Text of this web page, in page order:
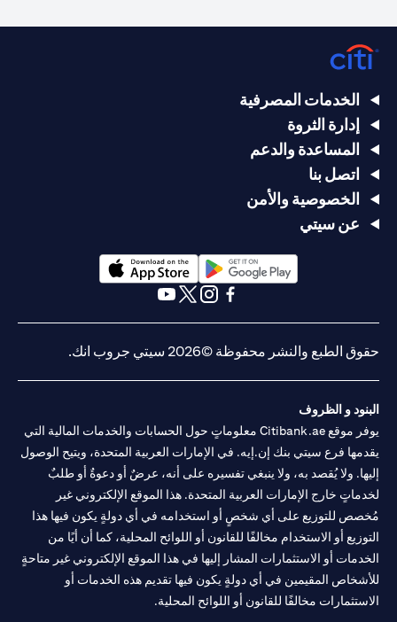
الخدمات المصرفية
إدارة الثروة
المساعدة والدعم
اتصل بنا
الخصوصية والأمن
عن سيتي
(opens in a new tab)
حقوق الطبع والنشر محفوظة ©2026 سيتي جروب انك.
البنود و الظروف
يوفر موقع Citibank.ae معلوماتٍ حول الحسابات والخدمات المالية التي
يقدمها فرع سيتي بنك إن.إيه. في الإمارات العربية المتحدة، ويتيح الوصول
إليها. ولا يُقصد به، ولا ينبغي تفسيره على أنه، عرضٌ أو دعوةٌ أو طلبٌ
لخدماتٍ خارج الإمارات العربية المتحدة. هذا الموقع الإلكتروني غير
مُخصص للتوزيع على أي شخصٍ أو استخدامه في أي دولةٍ يكون فيها هذا
التوزيع أو الاستخدام مخالفًا للقانون أو اللوائح المحلية، كما أن أيًا من
الخدمات أو الاستثمارات المشار إليها في هذا الموقع الإلكتروني غير متاحةٍ
للأشخاص المقيمين في أي دولةٍ يكون فيها تقديم هذه الخدمات أو
الاستثمارات مخالفًا للقانون أو اللوائح المحلية.